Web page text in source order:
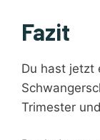
Fazit
Du hast jetzt
Trimester